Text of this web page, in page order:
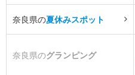
奈良県の夏休みスポット
奈良県のグランピング